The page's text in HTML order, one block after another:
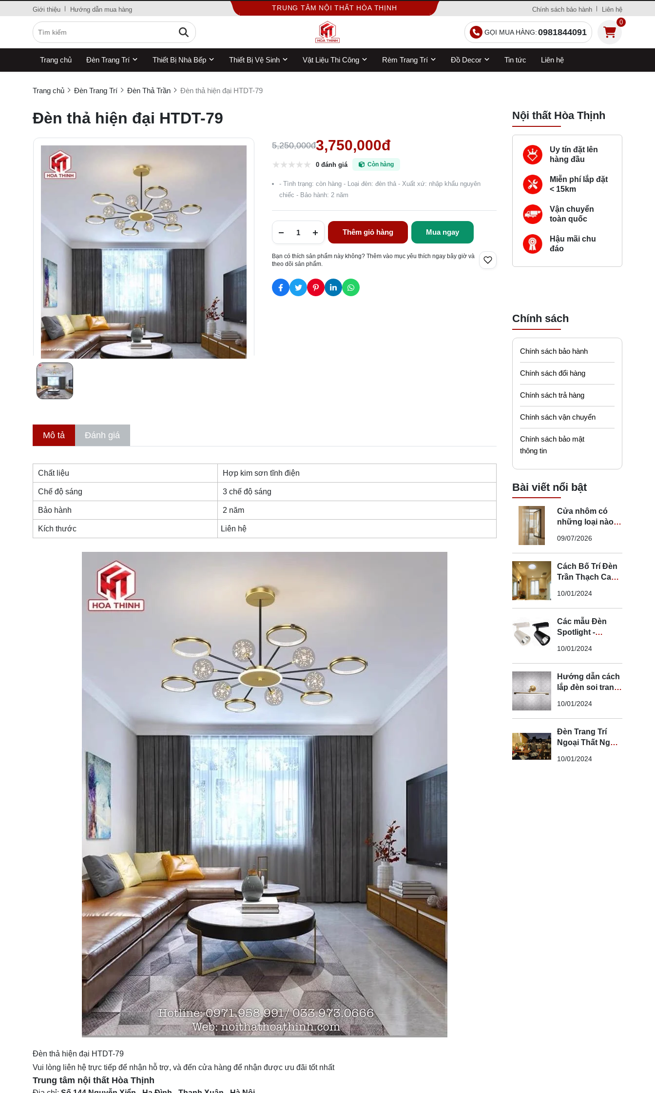
Giới thiệu Hướng dẫn mua hàng TRUNG TÂM NỘI THẤT HÒA THỊNH Chính sách bảo hành Liên hệ
GỌI MUA HÀNG:0981844091
0
Trang chủ Đèn Trang Trí Thiết Bị Nhà Bếp Thiết Bị Vệ Sinh Vật Liệu Thi Công Rèm Trang Trí Đồ Decor Tin tức Liên hệ
Trang chủ Đèn Trang Trí Đèn Thả Trần Đèn thả hiện đại HTDT-79
Đèn thả hiện đại HTDT-79
5,250,000đ3,750,000đ
0 đánh giá Còn hàng
- Tình trạng: còn hàng - Loại đèn: đèn thả - Xuất xứ: nhập khẩu nguyên
chiếc - Bảo hành: 2 năm
Thêm giỏ hàng Mua ngay
Bạn có thích sản phẩm này không? Thêm vào mục yêu thích ngay bây giờ và
theo dõi sản phẩm.
Mô tả Đánh giá
Chất liệu Hợp kim sơn tĩnh điện
Chế độ sáng 3 chế độ sáng
Bảo hành 2 năm
Kích thước Liên hệ
Đèn thả hiện đại HTDT-79
Vui lòng liên hệ trực tiếp để nhận hỗ trợ, và đến cửa hàng để nhận được ưu đãi tốt nhất
Trung tâm nội thất Hòa Thịnh
Nội thất Hòa Thịnh
Uy tín đặt lên
hàng đầu
Miễn phí lắp đặt
< 15km
Vận chuyển
toàn quốc
Hậu mãi chu
đáo
Chính sách
Chính sách bảo hành
Chính sách đổi hàng
Chính sách trả hàng
Chính sách vận chuyển
Chính sách bảo mật
thông tin
Bài viết nổi bật
Cửa nhôm có
những loại nào?
nhôm phù hợp
09/07/2026
Cách Bố Trí Đèn
Trần Thạch Cao
Lắp Đèn Trần
Thạch Cao
10/01/2024
Các mẫu Đèn
Spotlight -
- Spotlight rọi ray
10/01/2024
Hướng dẫn cách
lắp đèn soi tranh
an toàn
10/01/2024
Đèn Trang Trí
Ngoại Thất Ngoài
Thất Trang Trí
10/01/2024